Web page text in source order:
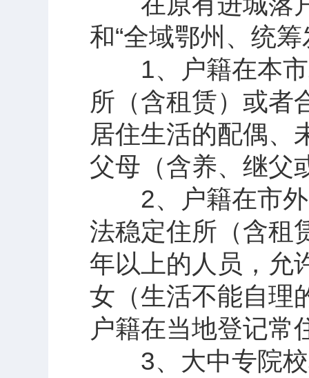
和“全域鄂州、统
1、户籍在本市
所（含租赁）或者
居住生活的配偶、
父母（含养、继父
2、户籍在市外
法稳定住所（含租
年以上的人员，允
女（生活不能自理
户籍在当地登记常
3、大中专院校